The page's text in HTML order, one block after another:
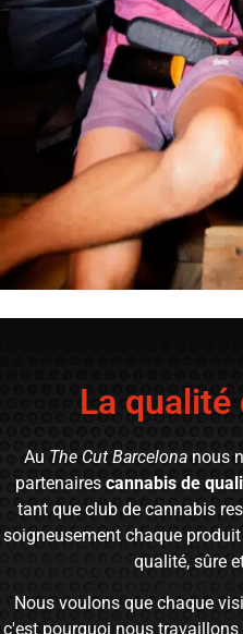
La qualité
Au The Cut Barcelonanous
partenaires cannabis de
tant que club de cannabis
soigneusement chaque
qualité, sûre
Nous voulons que chaque
c'est pourquoi nous